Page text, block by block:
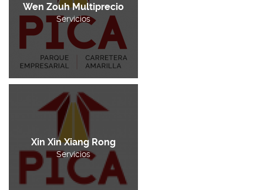
Wen Zouh Multiprecio
Servicios
Xin Xin Xiang Rong
Servicios